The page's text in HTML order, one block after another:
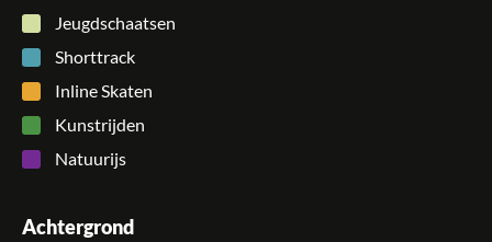
Jeugdschaatsen
Shorttrack
Inline Skaten
Kunstrijden
Natuurijs
Achtergrond